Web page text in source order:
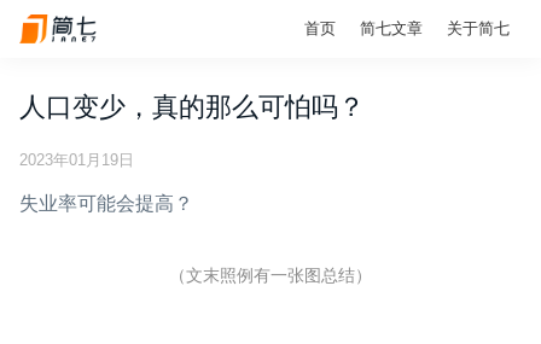
首页 简七文章 关于简七
人口变少，真的那么可怕吗？
2023年01月19日
失业率可能会提高？
（文末照例有一张图总结）